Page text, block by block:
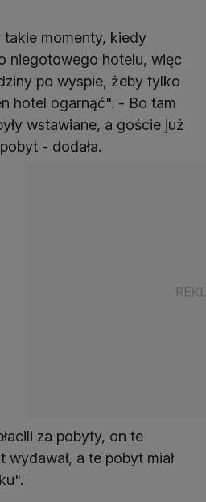
takie momenty, kiedy
niegotowego hotelu, więc
po wyspie, żeby tylko
hotel ogarnąć". - Bo tam
wstawiane, a goście już
- dodała.
za pobyty, on te
wydawał, a te pobyt miał